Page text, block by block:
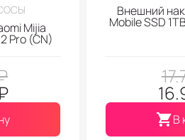
Mijia
Pro (CN)
Внешний
Mobile SSD
В